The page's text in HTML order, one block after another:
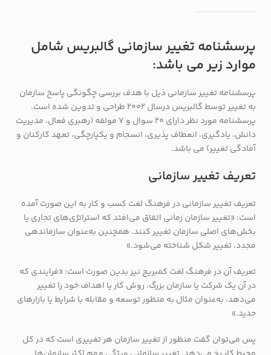
پرسشنامه تغییر سازمانی گالبریس شامل
موارد زیر می باشد:
پرسشنامه تغییر سازمانی ذیل با هدف بررسی چگونگی پاسخ سازمان
به تغییر توسط گالبریس درسال 2002 طراحی و تدوین شده است.
پرسشنامه مورد نظر دارای 20 سوال و 7 مولفه (رهبری فعال، مدیریت
دانش، یادگیری، انعطاف پذیری، انسجام و یکپارچگی، تعهد کارکنان و
آمادگی تغییر) می باشد.
تعریف تغییر سازمانی
تعریف تغییر سازمانی در فرهنگ لغت کسب و کار به این صورت آمده
است: «تغییر سازمان زمانی اتفاق می‌افتد که استراتژی‌های تجاری یا
بخش‌های اصلی سازمان تغییر کنند. همچنین به‌عنوان سازماندهی
مجدد، تغییر شکل شناخته می‌شود.»
تعریف آن در فرهنگ لغت کمبریج نیز بدین صورت است: «فرایندی که
در آن یک شرکت یا سازمان بزرگ، روش کار یا اهداف خود را تغییر
می‌دهد، به‌عنوان مثال به منظور توسعه و مقابله با شرایط یا بازارهای
جدید.»
پس می‌توان گفت منظور از تغییر سازمان هر تغییری است که در کل